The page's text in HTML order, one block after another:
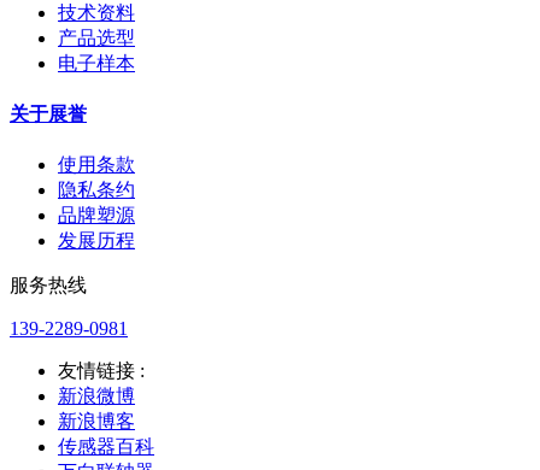
技术资料
产品选型
电子样本
关于展誉
使用条款
隐私条约
品牌塑源
发展历程
服务热线
139-2289-0981
友情链接 :
新浪微博
新浪博客
传感器百科